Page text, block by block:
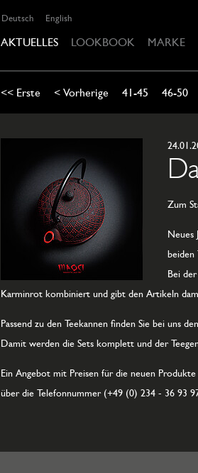
AKTUELLES LOOKBOOK MARKE
<< Erste < Vorherige 41-45 46-50
Zum
Neues
beiden
Bei
Karminrot kombiniert und gibt den Artikeln
Passend zu den Teekannen finden Sie bei uns
Damit werden die Sets komplett und der
Ein Angebot mit Preisen für die neuen
über die Telefonnummer (+49 (0) 234 - 36 93
Deutsch English